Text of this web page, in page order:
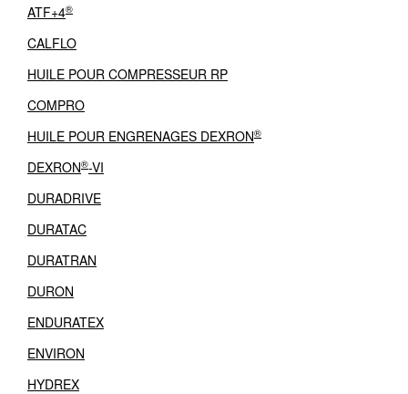
ATF+4®
CALFLO
HUILE POUR COMPRESSEUR RP
COMPRO
HUILE POUR ENGRENAGES DEXRON®
DEXRON®-VI
DURADRIVE
DURATAC
DURATRAN
DURON
ENDURATEX
ENVIRON
HYDREX